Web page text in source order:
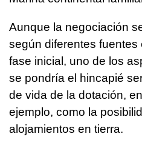
Aunque la negociación
según diferentes
fase inicial, uno de los
se pondría el hincapié
de vida de la dotación,
ejemplo, como la
alojamientos en tierra.